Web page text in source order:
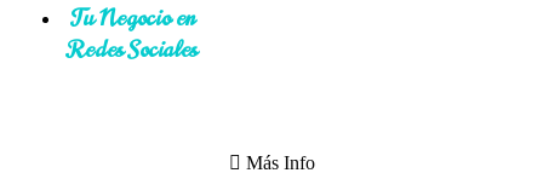
Tu Negocio en
Redes Sociales
Más Info